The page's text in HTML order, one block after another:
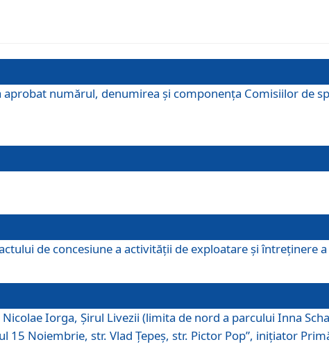
numărul, denumirea şi componenţa Comisiilor de
de concesiune a activităţii de exploatare şi întreţinere
Iorga, Şirul Livezii (limita de nord a parcului Inna
15 Noiembrie, str. Vlad Ţepeş, str. Pictor Pop”, iniţiator